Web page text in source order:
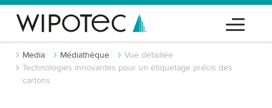
Media Médiathèque
Vue détaillée
Technologies innovantes pour un étiquetage précis des
cartons